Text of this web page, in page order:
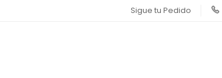
Sigue tu Pedido